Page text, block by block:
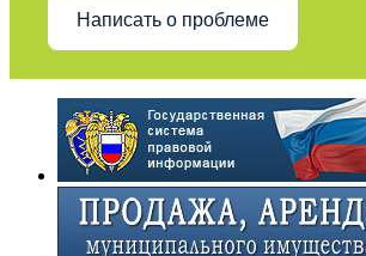
Написать о проблеме